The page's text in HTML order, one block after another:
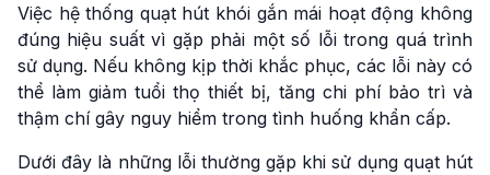
Việc hệ thống quạt hút khói gắn mái hoạt động không
đúng hiệu suất vì gặp phải một số lỗi trong quá trình
sử dụng. Nếu không kịp thời khắc phục, các lỗi này có
thể làm giảm tuổi thọ thiết bị, tăng chi phí bảo trì và
thậm chí gây nguy hiểm trong tình huống khẩn cấp.
Dưới đây là những lỗi thường gặp khi sử dụng quạt hút